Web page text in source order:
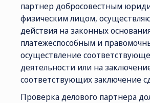
партнер добросовестным
физическим лицом,
действия на законных
платежеспособным и
осуществление
деятельности или на
соответствующих заключение
Проверка делового партнера